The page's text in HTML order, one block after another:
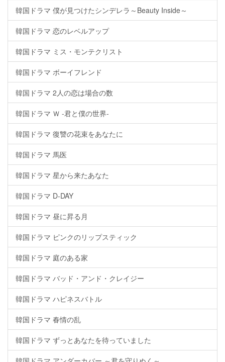
韓国ドラマ 僕が見つけたシンデレラ～Beauty Inside～
韓国ドラマ 恋のレベルアップ
韓国ドラマ ミス・モンテクリスト
韓国ドラマ ボーイフレンド
韓国ドラマ 2人の恋は場合の数
韓国ドラマ Ｗ -君と僕の世界-
韓国ドラマ 復讐の花束をあなたに
韓国ドラマ 馬医
韓国ドラマ 星から来たあなた
韓国ドラマ D-DAY
韓国ドラマ 昼に昇る月
韓国ドラマ ピンクのリップスティック
韓国ドラマ 庭のある家
韓国ドラマ バッド・アンド・クレイジー
韓国ドラマ ハピネスバトル
韓国ドラマ 春情の乱
韓国ドラマ ずっとあなたを待っていました